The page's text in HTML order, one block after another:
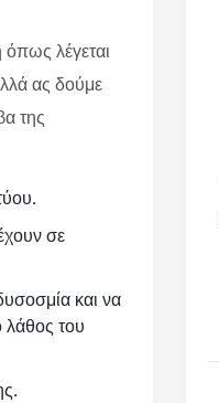
λέγεται
ας δούμε
της
σε
και να
λάθος του